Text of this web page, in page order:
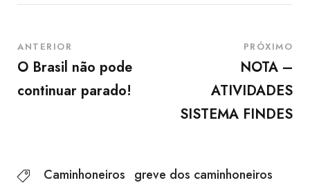
ANTERIOR
O Brasil não pode
continuar parado!
PRÓXIMO
NOTA –
ATIVIDADES
SISTEMA FINDES
Caminhoneiros greve dos caminhoneiros